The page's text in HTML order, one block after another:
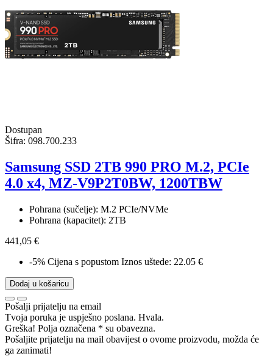
Dostupan
Šifra: 098.700.233
Samsung SSD 2TB 990 PRO M.2, PCIe
4.0 x4, MZ-V9P2T0BW, 1200TBW
Pohrana (sučelje): M.2 PCIe/NVMe
Pohrana (kapacitet): 2TB
441,05 €
-5% Cijena s popustom Iznos uštede: 22.05 €
Dodaj u košaricu
Pošalji prijatelju na email
Tvoja poruka je uspješno poslana. Hvala.
Greška! Polja označena * su obavezna.
Pošaljite prijatelju na mail obavijest o ovome proizvodu, možda će
ga zanimati!